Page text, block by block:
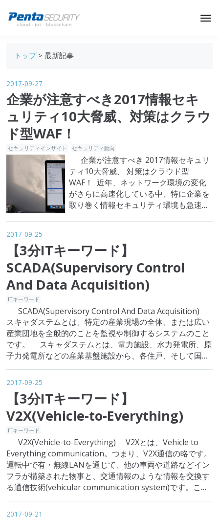
データ保護
セキュリティインサイト
技術ブログ
トップ> 最新記事
2017-09-27
企業が注意すべき2017情報セキ
ュリティ10大脅威、対策はクラウ
ド型WAF！
セキュリティインサイト セキュリティ動向
企業が注意すべき 2017情報セキュリ
ティ10大脅威、 対策はクラウド型
WAF！ 近年、ネットワーク環境の変化
がさらに高速化している中、特に企業を
取り巻く情報セキュリティ環境も急速に
スによる被害が増大しています。企業と
してはセキュリティ対策が不可欠な課題
となりました。 それで、…
2017-09-25
【3分ITキーワード】
SCADA(Supervisory Control
And Data Acquisition)
ITキーワード
SCADA(Supervisory Control And Data Acquisition)
スキャダステムとは、特定の産業現場の全体、または広い
産業団地を全般的のことを監視や制御するシステムのこと
です。 スキャダステムとは、電力施設、水力発電所、原
子力発電所などの産業基盤施設から、各住戸、そして国と
民間施設に伝達されるエネルギーの量を監視及び制御する
システムです。ス…
2017-09-25
【3分ITキーワード】
V2X(Vehicle-to-Everything)
ITキーワード
V2X(Vehicle-to-Everything) V2Xとは、Vehicle to
Everything communication。つまり、V2X通信の略です。
運転中で有・無線LANを通じて、他の車両や道路などイン
フラが構築された物事と、交通情報のような情報を交換す
る通信技術(vehicular communication system)です。この
技術を利用すると、もうハ…
2017-09-21